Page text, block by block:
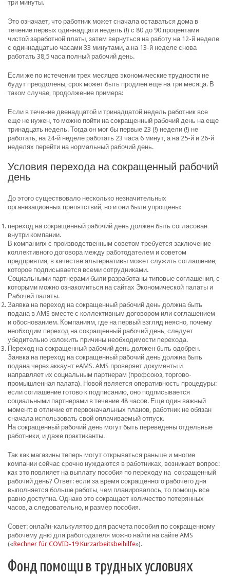
три минуты.
Это означает, что работник может сначала оставаться дома в
течение первых одиннадцати недель (!) с 80 до 90 процентами
чистой заработной платы, затем вернуться на работу на 12-й неделе
с одиннадцатью часами 33 минутами, а на 13-й неделе снова
работать 38,5 часа полный рабочий день.
Если же по истечении трех месяцев экономические трудности не
будут преодолены, срок может быть продлен еще на три месяца. В
таком случае, продолжение примера:
Если в течение двенадцатой и тринадцатой недель работник все
еще не нужен, то можно пойти на сокращенный рабочий день на еще
тринадцать недель. Тогда он мог бы первые 23 (!) недели (!) не
работать, на 24-й неделе работать 23 часа 6 минут, а на 25-й и 26-й
неделях перейти на нормальный рабочий день.
Условия перехода на сокращенный рабочий
день
До этого существовало несколько незначительных
организационных препятствий, но и они были упрощены:
переход на сокращенный рабочий день должен быть согласован
внутри компании.
В компаниях с производственным советом требуется заключение
коллективного договора между работодателем и советом
предприятия, в качестве альтернативы может служить соглашение,
которое подписывается всеми сотрудниками.
Социальными партнерами были разработаны типовые соглашения, с
которыми можно ознакомиться на сайтах Экономической палаты и
Рабочей палаты.
Заявка на переход на сокращенный рабочий день должна быть
подана в AMS вместе с коллективным договором или соглашением
и обоснованием. Компаниям, где на первый взгляд неясно, почему
необходим переход на сокращенный рабочий день, следует
убедительно изложить причины необходимости перехода.
Переход на сокращенный рабочий день должен быть одобрен.
Заявка на переход на сокращенный рабочий день должна быть
подана через аккаунт eAMS. AMS проверяет документы и
направляет их социальным партнерам (профсоюз, торгово-
промышленная палата). Новой является оперативность процедуры:
если соглашение готово к подписанию, оно подписывается
социальными партнерами в течение 48 часов. Еще один важный
момент: в отличие от первоначальных планов, работник не обязан
сначала использовать свой оплачиваемый отпуск.
На сокращенный рабочий день могут быть переведены отдельные
работники, и даже практиканты.
Так как магазины теперь могут открываться раньше и многие
компании сейчас срочно нуждаются в работниках, возникает вопрос:
как это повлияет на выплату пособия по переходу на сокращенный
рабочий день? Ответ: если за время сокращенного рабочего дня
выполняется больше работы, чем планировалось, то помощь все
равно доступна. Однако это сокращает количество потерянных
часов, а следовательно, и размер пособия.
Совет: онлайн-калькулятор для расчета пособия по сокращенному
рабочему дню для работодателя можно найти на сайте AMS
(«Rechner für COVID-19 Kurzarbeitsbeihilfe»).
Фонд помощи в трудных условиях